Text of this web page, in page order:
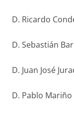
D. Ricardo
D. Sebastián
D. Juan José
D. Pablo Mariño